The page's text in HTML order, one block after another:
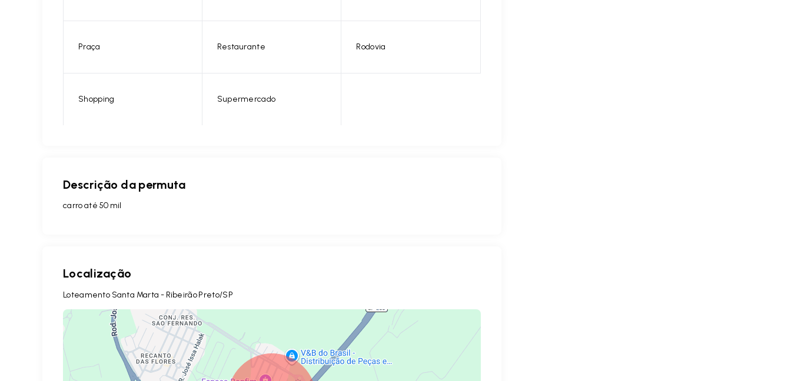
Praça Restaurante Rodovia
Shopping Supermercado
Descrição da permuta
carro até 50 mil
Localização
Loteamento Santa Marta - Ribeirão Preto/SP